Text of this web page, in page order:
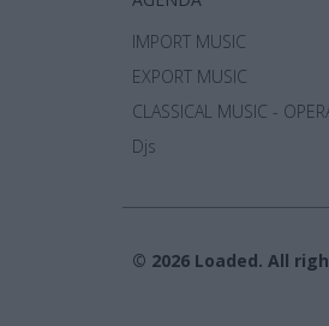
IMPORT MUSIC
EXPORT MUSIC
CLASSICAL MUSIC -
Djs
© 2026 Loaded. All